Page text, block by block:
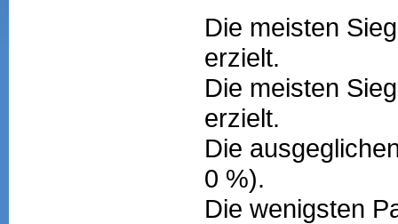
Die meisten
erzielt.
Die meisten
erzielt.
Die
0 %).
Die wenigsten